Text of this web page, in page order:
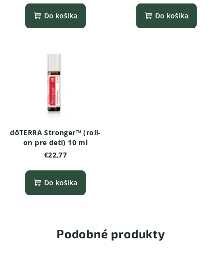
Do košíka Do košíka
dōTERRA Stronger™ (roll-
on pre deti) 10 ml
€22,77
Do košíka
Podobné produkty